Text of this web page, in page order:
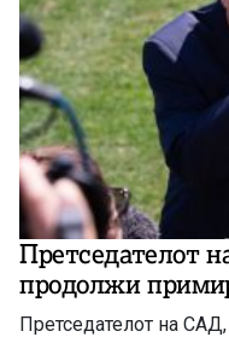
Претседателот
продолжи
Претседателот на